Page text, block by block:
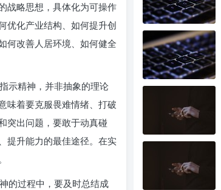
战略思想，具体化为可操作
优化产业结构、如何提升创
何改善人居环境、如何健全
示精神，并非抽象的理论
味着要克服畏难情绪、打破
突出问题，要敢于动真碰
提升能力的最佳途径。在实
的过程中，要及时总结成